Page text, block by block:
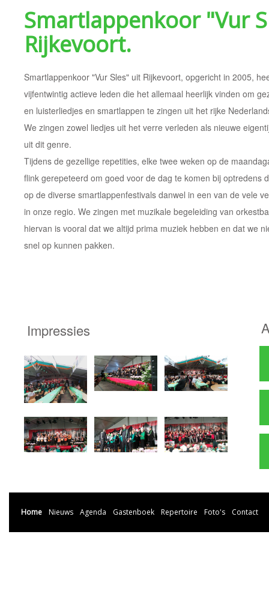
Smartlappenkoor "Vur
Rijkevoort.
Smartlappenkoor "Vur Sles" uit Rijkevoort, opgericht in 2005,
vijfentwintig actieve leden die het allemaal heerlijk vinden om
en luisterliedjes en smartlappen te zingen uit het rijke
We zingen zowel liedjes uit het verre verleden als nieuwe
uit dit genre.
Tijdens de gezellige repetities, elke twee weken op de
flink gerepeteerd om goed voor de dag te komen bij optredens
op de diverse smartlappenfestivals danwel in een van de vele
in onze regio. We zingen met muzikale begeleiding van
hiervan is vooral dat we altijd prima muziek hebben en dat we
snel op kunnen pakken.
Impressies
Home Nieuws Agenda Gastenboek Repertoire Foto's Contact